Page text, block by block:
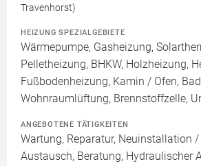
Travenhorst)
HEIZUNG SPEZIALGEBIETE
Wärmepumpe, Gasheizung,
Pelletheizung, BHKW, Holzheizung,
Fußbodenheizung, Kamin / Ofen,
Wohnraumlüftung, Brennstoffzelle,
ANGEBOTENE TÄTIGKEITEN
Wartung, Reparatur, Neuinstallation /
Austausch, Beratung, Hydraulischer